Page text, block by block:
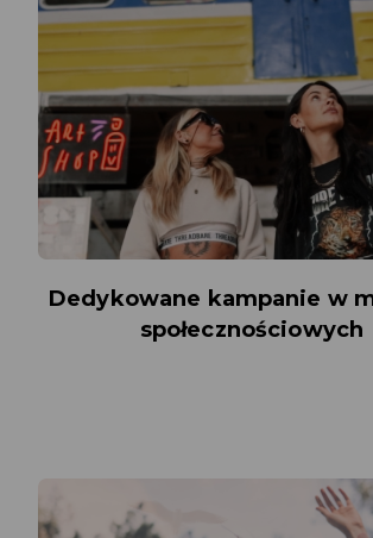
Dedykowane kampanie w
społecznościowych